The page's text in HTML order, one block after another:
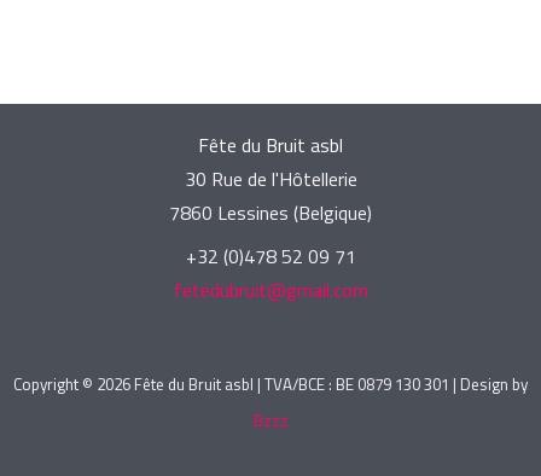
Fête du Bruit asbl
30 Rue de l'Hôtellerie
7860 Lessines (Belgique)
+32 (0)478 52 09 71
fetedubruit@gmail.com
Copyright © 2026 Fête du Bruit asbl | TVA/BCE : BE 0879 130 301 | Design by
Bzzz